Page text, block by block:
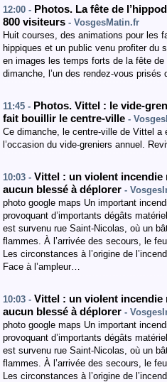
12:00 - Photos. La fête de
800 visiteurs - VosgesMatin.fr
Huit courses, des animations pour les
hippiques et un public venu profiter du
en images les temps forts de la fête de
dimanche, l’un des rendez-vous prisés
11:45 - Photos. Vittel : le vide-
fait bouillir le centre-ville -
Ce dimanche, le centre-ville de Vittel a
l’occasion du vide-greniers annuel.
10:03 - Vittel : un violent incendie
aucun blessé à déplorer -
photo google maps Un important
provoquant d’importants dégâts
est survenu rue Saint-Nicolas, où un
flammes. À l’arrivée des secours, le
Les circonstances à l’origine de
Face à l’ampleur…
10:03 - Vittel : un violent incendie
aucun blessé à déplorer -
photo google maps Un important
provoquant d’importants dégâts
est survenu rue Saint-Nicolas, où un
flammes. À l’arrivée des secours, le
Les circonstances à l’origine de